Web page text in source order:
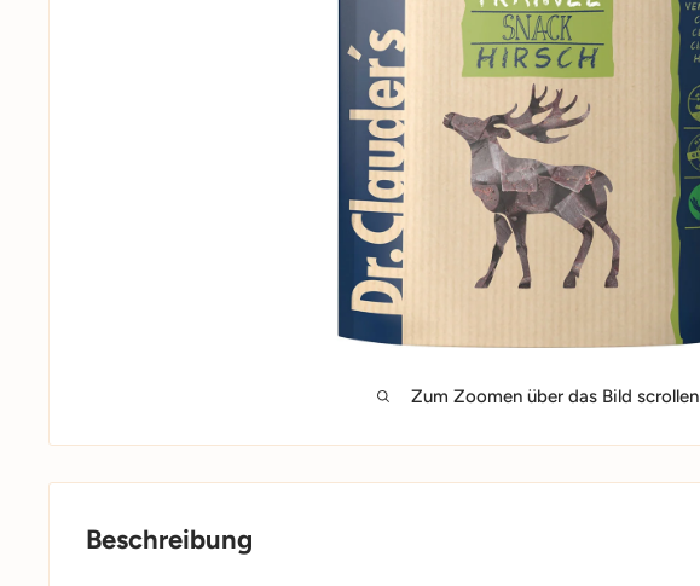
Zum Zoomen über das Bild scrollen
Beschreibung